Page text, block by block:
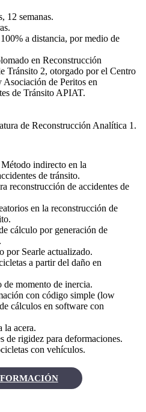
12 semanas.
100% a distancia, por medio de
en Reconstrucción
Tránsito 2, otorgado por el Centro
de Peritos en
de Tránsito APIAT.
de Reconstrucción Analítica 1.
indirecto en la
de tránsito.
reconstrucción de accidentes de
en la reconstrucción de
cálculo por generación de
por Searle actualizado.
a partir del daño en
momento de inercia.
con código simple (low
cálculos en software con
la acera.
de rigidez para deformaciones.
con vehículos.